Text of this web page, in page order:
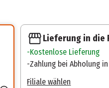
Lieferung in die
Kostenlose Lieferung
Zahlung bei Abholung
Filiale wählen